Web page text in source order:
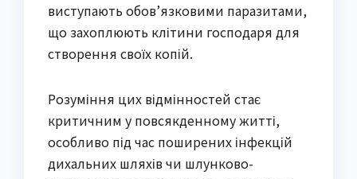
виступають обов’язковими паразитами,
що захоплюють клітини господаря для
створення своїх копій.
Розуміння цих відмінностей стає
критичним у повсякденному житті,
особливо під час поширених інфекцій
дихальних шляхів чи шлунково-